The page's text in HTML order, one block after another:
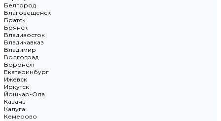
Белгород
Благовещенск
Братск
Брянск
Владивосток
Владикавказ
Владимир
Волгоград
Воронеж
Екатеринбург
Ижевск
Иркутск
Йошкар-Ола
Казань
Калуга
Кемерово